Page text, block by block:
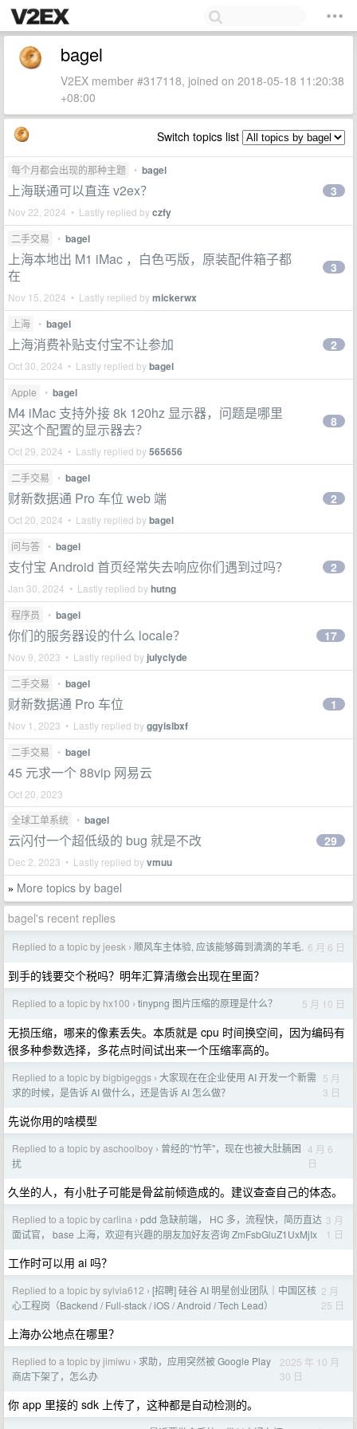
bagel
V2EX member #317118, joined on 2018-05-18 11:20:38
+08:00
Switch topics list
每个月都会出现的那种主题 • bagel
上海联通可以直连 v2ex？
Nov 22, 2024 • Lastly replied byczfy
3
二手交易 • bagel
上海本地出 M1 iMac ，白色丐版，原装配件箱子都
在
Nov 15, 2024 • Lastly replied bymickerwx
3
上海 • bagel
上海消费补贴支付宝不让参加
Oct 30, 2024 • Lastly replied bybagel
2
Apple • bagel
M4 iMac 支持外接 8k 120hz 显示器，问题是哪里
买这个配置的显示器去？
Oct 29, 2024 • Lastly replied by565656
8
二手交易 • bagel
财新数据通 Pro 车位 web 端
Oct 20, 2024 • Lastly replied bybagel
2
问与答 • bagel
支付宝 Android 首页经常失去响应你们遇到过吗？
Jan 30, 2024 • Lastly replied byhutng
2
程序员 • bagel
你们的服务器设的什么 locale？
Nov 9, 2023 • Lastly replied by julyclyde
17
二手交易 • bagel
财新数据通 Pro 车位
Nov 1, 2023 • Lastly replied byggyislbxf
1
二手交易 • bagel
45 元求一个 88vip 网易云
Oct 20, 2023
全球工单系统
• bagel
云闪付一个超低级的 bug 就是不改
Dec 2, 2023 • Lastly replied byvmuu
29
» More topics by bagel
bagel's recent replies
Replied to a topic by jeesk › 顺风车主体验, 应该能够薅到滴滴的羊毛. 6 月 6 日
到手的钱要交个税吗？明年汇算清缴会出现在里面？
Replied to a topic by hx100 › tinypng 图片压缩的原理是什么？ 5 月 10 日
无损压缩，哪来的像素丢失。本质就是 cpu 时间换空间，因为编码有
很多种参数选择，多花点时间试出来一个压缩率高的。
Replied to a topic by bigbigeggs › 大家现在在企业使用 AI 开发一个新需
求的时候，是告诉 AI 做什么，还是告诉 AI 怎么做？
5 月
3 日
先说你用的啥模型
Replied to a topic by aschoolboy › 曾经的"竹竿"，现在也被大肚腩困
扰
4 月 6
日
久坐的人，有小肚子可能是骨盆前倾造成的。建议查查自己的体态。
Replied to a topic by carlina › pdd 急缺前端， HC 多，流程快，简历直达
面试官， base 上海，欢迎有兴趣的朋友加好友咨询 ZmFsbGluZ1UxMjIx
3 月
1 日
工作时可以用 ai 吗？
Replied to a topic by sylvia612 › [招聘] 硅谷 AI 明星创业团队｜中国区核
心工程岗（Backend / Full-stack / iOS / Android / Tech Lead）
2 月
25 日
上海办公地点在哪里？
Replied to a topic by jimiwu › 求助，应用突然被 Google Play
商店下架了，怎么办
2025 年 10 月
30 日
你 app 里接的 sdk 上传了，这种都是自动检测的。